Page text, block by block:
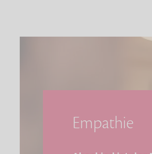
Empathie